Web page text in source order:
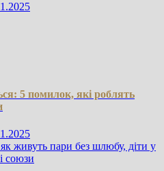
5 помилок, які роблять